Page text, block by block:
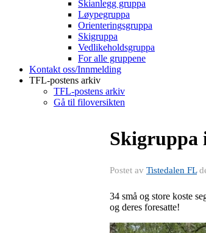
Skianlegg gruppa
Løypegruppa
Orienteringsgruppa
Skigruppa
Vedlikeholdsgruppa
For alle gruppene
Kontakt oss/Innmelding
TFL-postens arkiv
TFL-postens arkiv
Gå til filoversikten
Skigruppa
Postet av Tistedalen FL
34 små og store koste
og deres foresatte!